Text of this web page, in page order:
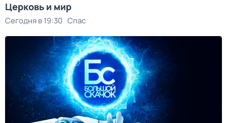
Церковь и мир
Сегодня в 19:30 Спас